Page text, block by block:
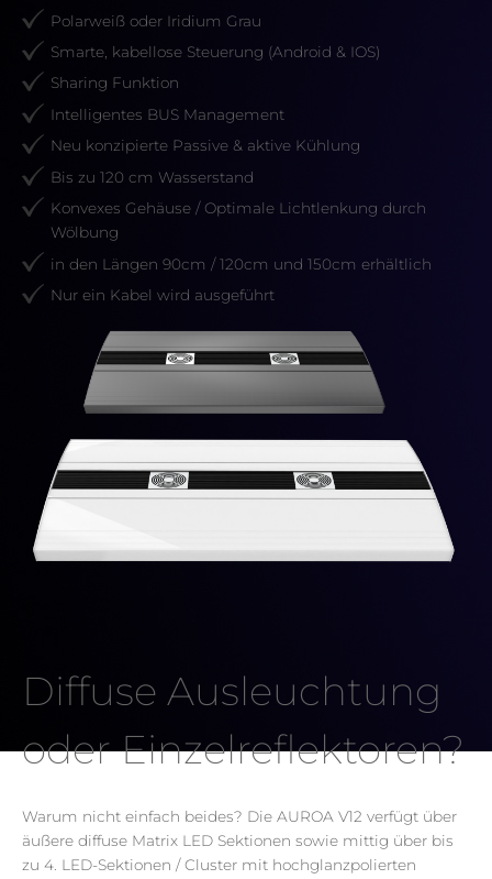
Jetzt
kaufen
Polarweiß oder Iridium Grau
Smarte, kabellose Steuerung (Android & IOS)
Sharing Funktion
Intelligentes BUS Management
Neu konzipierte Passive & aktive Kühlung
Bis zu 120 cm Wasserstand
Konvexes Gehäuse / Optimale Lichtlenkung durch
Wölbung
in den Längen 90cm / 120cm und 150cm erhältlich
Nur ein Kabel wird ausgeführt
Diffuse Ausleuchtung
oder Einzelreflektoren?
Warum nicht einfach beides? Die AUROA V12 verfügt über
äußere diffuse Matrix LED Sektionen sowie mittig über bis
zu 4. LED-Sektionen / Cluster mit hochglanzpolierten